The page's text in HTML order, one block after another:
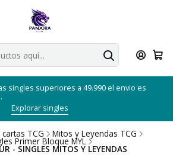
singles superiores a 49.990 el envio es
Explorar singles
TCG Mitos y Leyendas TCG
Primer Bloque MYL
- SINGLES MITOS Y LEYENDAS